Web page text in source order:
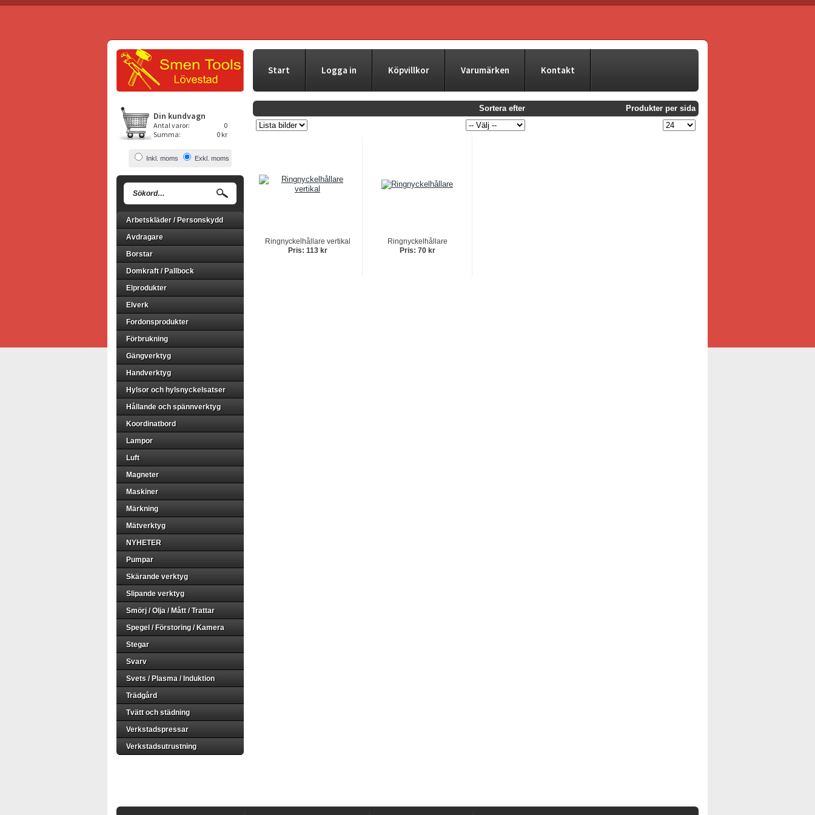
Start Logga in Köpvillkor Varumärken Kontakt
Din kundvagn
Antal varor:
0
Summa:
0 kr
Inkl. moms Exkl. moms
Arbetskläder / Personskydd
Avdragare
Borstar
Domkraft / Pallbock
Elprodukter
Elverk
Fordonsprodukter
Förbrukning
Gängverktyg
Handverktyg
Hylsor och hylsnyckelsatser
Hållande och spännverktyg
Koordinatbord
Lampor
Luft
Magneter
Maskiner
Märkning
Mätverktyg
NYHETER
Pumpar
Skärande verktyg
Slipande verktyg
Smörj / Olja / Mått / Trattar
Spegel / Förstoring / Kamera
Stegar
Svarv
Svets / Plasma / Induktion
Trädgård
Tvätt och städning
Verkstadspressar
Verkstadsutrustning
Sortera efter Produkter per sida
Ringnyckelhållare vertikal
Pris: 113 kr
Ringnyckelhållare
Pris: 70 kr